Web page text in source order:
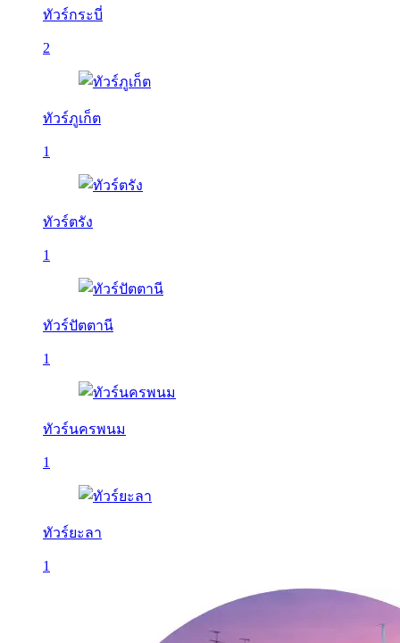
ทัวร์กระบี่
2
ทัวร์ภูเก็ต
1
ทัวร์ตรัง
1
ทัวร์ปัตตานี
1
ทัวร์นครพนม
1
ทัวร์ยะลา
1